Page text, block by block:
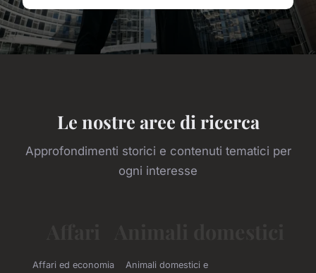
Le nostre aree di ricerca
Approfondimenti storici e contenuti tematici per
ogni interesse
Affari ed economia
Animali domestici e